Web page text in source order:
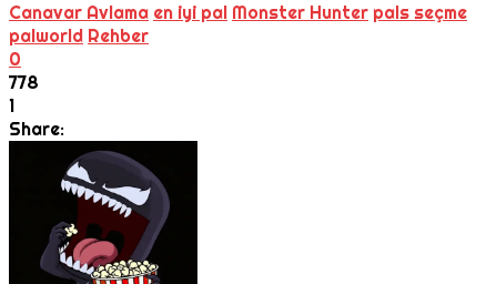
Canavar Avlama en iyi pal Monster Hunter pals seçme
palworld Rehber
0
778
1
Share: